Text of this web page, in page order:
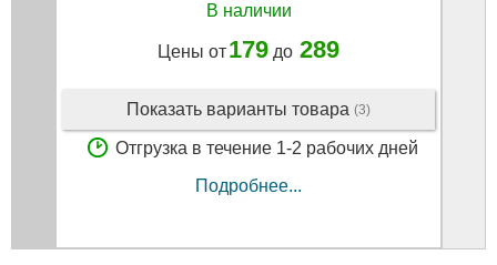
В наличии
Цены от179 до 289
Показать варианты товара (3)
Отгрузка в течение 1-2 рабочих дней
Подробнее...